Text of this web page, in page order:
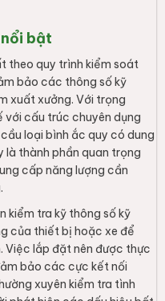
bật
theo quy trình kiểm soát
bảo các thông số kỹ
xuất xưởng. Với trọng
với cấu trúc chuyên dụng
loại bình ắc quy có dung
là thành phần quan trọng
cấp năng lượng cần
kiểm tra kỹ thông số kỹ
của thiết bị hoặc xe để
Việc lắp đặt nên được thực
bảo các cực kết nối
xuyên kiểm tra tình